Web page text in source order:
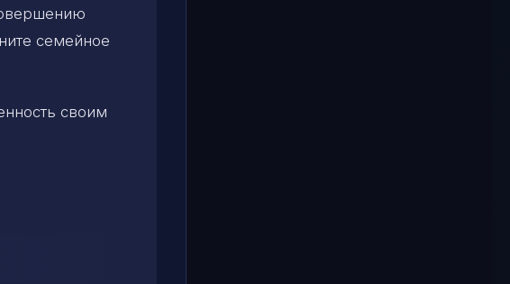
семейное
своим